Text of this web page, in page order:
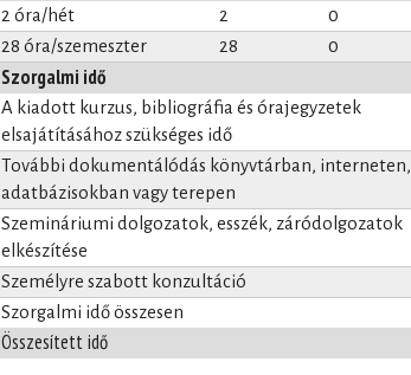
2 óra/hét 2 0
28 óra/szemeszter
28 0
Szorgalmi idő
Összesített idő
A kiadott kurzus, bibliográfia és órajegyzetek
elsajátításához szükséges idő
További dokumentálódás könyvtárban, interneten,
adatbázisokban vagy terepen
Szemináriumi dolgozatok, esszék, záródolgozatok
elkészítése
Személyre szabott konzultáció
Szorgalmi idő összesen